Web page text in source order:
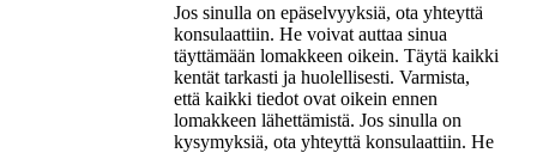
Jos sinulla on epäselvyyksiä, ota yhteyttä
konsulaattiin. He voivat auttaa sinua
täyttämään lomakkeen oikein. Täytä kaikki
kentät tarkasti ja huolellisesti. Varmista,
että kaikki tiedot ovat oikein ennen
lomakkeen lähettämistä. Jos sinulla on
kysymyksiä, ota yhteyttä konsulaattiin. He